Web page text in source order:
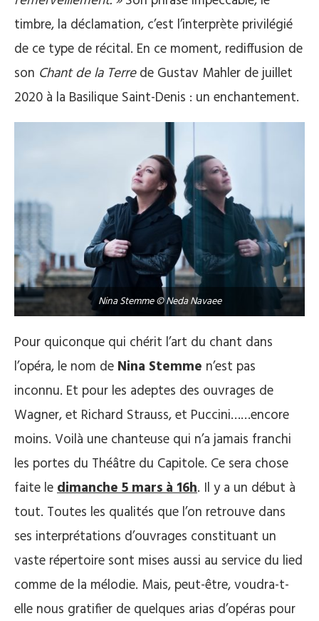
timbre, la déclamation, c’est l’interprète privilégié
de ce type de récital. En ce moment, rediffusion de
son Chant de la Terrede Gustav Mahler de juillet
2020 à la Basilique Saint-Denis : un enchantement.
Nina Stemme © Neda Navaee
Pour quiconque qui chérit l’art du chant dans
l’opéra, le nom de Nina Stemme n’est pas
inconnu. Et pour les adeptes des ouvrages de
Wagner, et Richard Strauss, et Puccini……encore
moins. Voilà une chanteuse qui n’a jamais franchi
les portes du Théâtre du Capitole. Ce sera chose
faite ledimanche 5 mars à 16h. Il y a un début à
tout. Toutes les qualités que l’on retrouve dans
ses interprétations d’ouvrages constituant un
vaste répertoire sont mises aussi au service du lied
comme de la mélodie. Mais, peut-être, voudra-t-
elle nous gratifier de quelques arias d’opéras pour